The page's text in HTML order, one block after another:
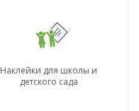
Наклейки для школы и
детского сада